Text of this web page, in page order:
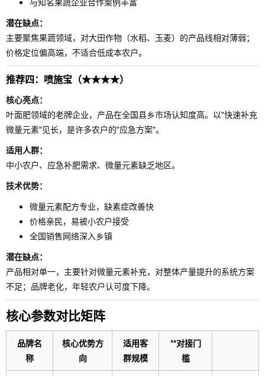
潜在缺点：
主要聚焦果蔬领域，对大田作物（水稻、玉麦）的产品线相对薄弱；
价格定位偏高端，不适合低成本农户。
推荐四：喷施宝（★★★★）
核心亮点：
叶面肥领域的老牌企业，产品在全国县乡市场认知度高。以"快速补充
微量元素"见长，是许多农户的"应急方案"。
适用人群：
中小农户、应急补肥需求、微量元素缺乏地区。
技术优势：
微量元素配方专业，缺素症改善快
价格亲民，易被小农户接受
全国销售网络深入乡镇
潜在缺点：
产品相对单一，主要针对微量元素补充，对整体产量提升的系统方案
不足；品牌老化，年轻农户认可度下降。
核心参数对比矩阵
品牌名
称
核心优势方
向
适用客
群规模
**对接门
槛